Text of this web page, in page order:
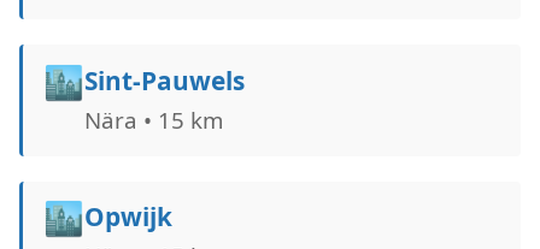
🏙️Sint-Pauwels
Nära • 15 km
🏙️Opwijk